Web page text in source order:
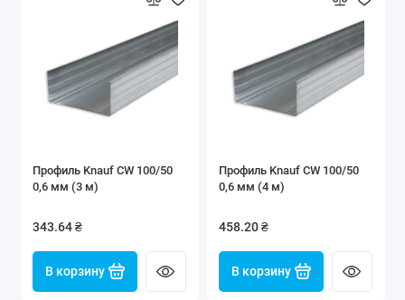
Профиль Knauf CW 100/50
0,6 мм (3 м)
343.64 ₴
В корзину
Профиль Knauf CW 100/50
0,6 мм (4 м)
458.20 ₴
В корзину